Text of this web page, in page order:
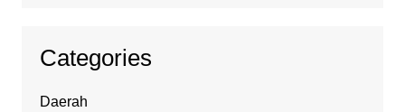
Categories
Daerah